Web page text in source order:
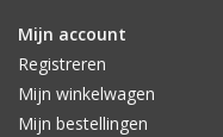
Mijn account
Registreren
Mijn winkelwagen
Mijn bestellingen